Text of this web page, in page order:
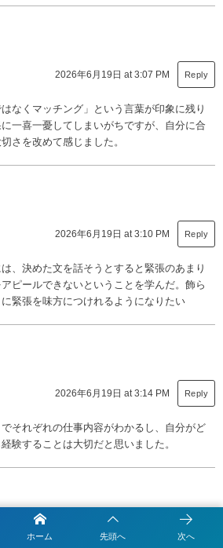
2026年6月19日 at 3:07 PM Reply
なくマッチング」という言葉が印象に残り
一喜一憂してしまいがちですが、自分に合
さを改めて感じました。
2026年6月19日 at 3:10 PM Reply
、決めた文を話そうとすると緊張のあまり
ピールできないということを学んだ。飾ら
緊張を味方につけれるようになりたい
2026年6月19日 at 3:14 PM Reply
それぞれの仕事内容がわかるし、自分がど
験することは大切だと思いました。
2026年6月19日 at 3:25 PM Reply
ホーム 先頭へ 次へ